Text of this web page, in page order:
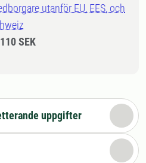
utanför EU, EES, och
SEK
uppgifter